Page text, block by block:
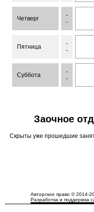
Четверг
-
-
Пятница
-
-
Суббота
-
-
Заочное
Скрыты уже прошедшие
Авторское право © 2014-
Разработка и поддержка